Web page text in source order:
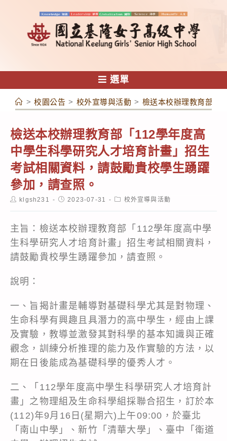
容
選單
> 校園公告 > 校外宣導與活動 > 檢送本校辦理教育部「
檢送本校辦理教育部「112學年度高
中學生科學研究人才培育計畫」招生
考試相關資料，請鼓勵貴校學生踴躍
參加，請查照。
Postklgsh231
Post2023-07-31
Post校外宣導與活動
主旨：檢送本校辦理教育部「112學年度高中學
生科學研究人才培育計畫」招生考試相關資料，
請鼓勵貴校學生踴躍參加，請查照。
說明：
一、旨揭計畫是輔導對基礎科學尤其是對物理、
生命科學有興趣且具潛力的高中學生，經由上課
及實驗，教導並激發其對科學的基本知識與正確
觀念，訓練分析推理的能力及作實驗的方法，以
期在日後能成為基礎科學的優秀人才。
二、「112學年度高中學生科學研究人才培育計
畫」之物理組及生命科學組採聯合招生，訂於本
(112)年9月16日(星期六)上午09:00，於臺北
「南山中學」、新竹「清華大學」、臺中「衛道